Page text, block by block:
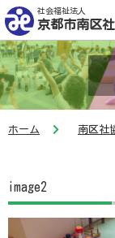
社会福祉法人
京都市南区
ホーム 南区社
image2